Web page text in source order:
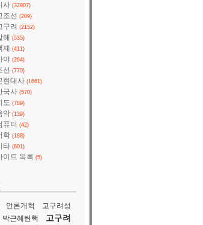
사 (32907)
조선 (209)
구려 (2152)
해 (535)
제 (411)
야 (264)
선 (770)
현대사 (1661)
국사 (570)
도 (789)
악 (139)
퓨터 (42)
학 (188)
타 (601)
이트 목록 (5)
언론개혁 고구려성
박근혜탄핵 고구려